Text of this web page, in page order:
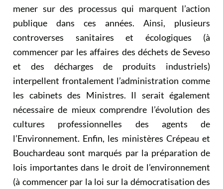
mener sur des processus qui marquent l’action
publique dans ces années. Ainsi, plusieurs
controverses sanitaires et écologiques (à
commencer par les affaires des déchets de Seveso
et des décharges de produits industriels)
interpellent frontalement l’administration comme
les cabinets des Ministres. Il serait également
nécessaire de mieux comprendre l’évolution des
cultures professionnelles des agents de
l’Environnement. Enfin, les ministères Crépeau et
Bouchardeau sont marqués par la préparation de
lois importantes dans le droit de l’environnement
(à commencer par la loi sur la démocratisation des